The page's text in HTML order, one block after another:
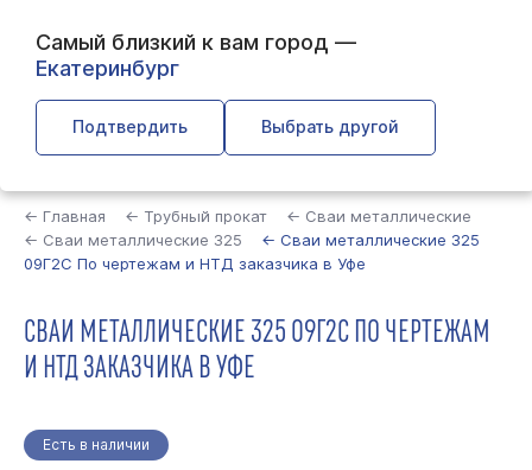
Самый близкий к вам город —
Екатеринбург
Подтвердить Выбрать другой
← Главная ← Трубный прокат
← Сваи металлические
← Сваи металлические 325
← Сваи металлические 325
09Г2С По чертежам и НТД заказчика в Уфе
СВАИ МЕТАЛЛИЧЕСКИЕ 325 09Г2С ПО ЧЕРТЕЖАМ
И НТД ЗАКАЗЧИКА В УФЕ
Есть в наличии